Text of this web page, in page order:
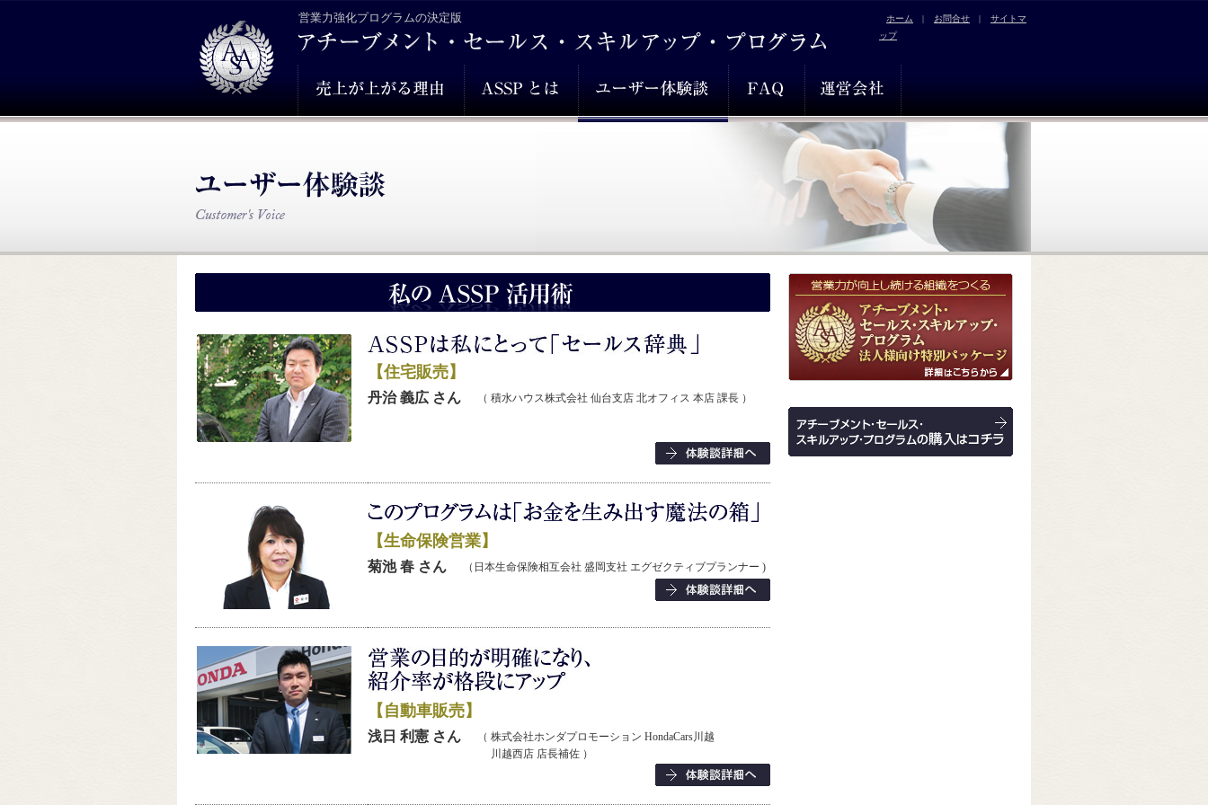
営業力強化プログラムの決定版 ホーム | お問合せ |
サイトマ
ップ
【住宅販売】
丹治 義広 さん （ 積水ハウス株式会社 仙台支店 北オフィス 本店 課長 ）
【生命保険営業】
菊池 春 さん （日本生命保険相互会社 盛岡支社 エグゼクティブプランナー )
【自動車販売】
浅日 利憲 さん
（ 株式会社ホンダプロモーション HondaCars川越
川越西店 店長補佐 ）